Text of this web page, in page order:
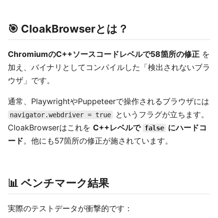
🎯 CloakBrowserとは？
ChromiumのC++ソースコードレベルで58箇所の修正 を
加え、バイナリとしてコンパイルした「検出されないブラ
ウザ」です。
通常、PlaywrightやPuppeteerで操作されるブラウザには
navigator.webdriver = true
というフラグが立ちます。
CloakBrowserはこれを C++レベルで false にハードコ
ード。他にも57箇所の修正が施されています。
📊 ベンチマーク結果
実際のテストデータが衝撃的です：